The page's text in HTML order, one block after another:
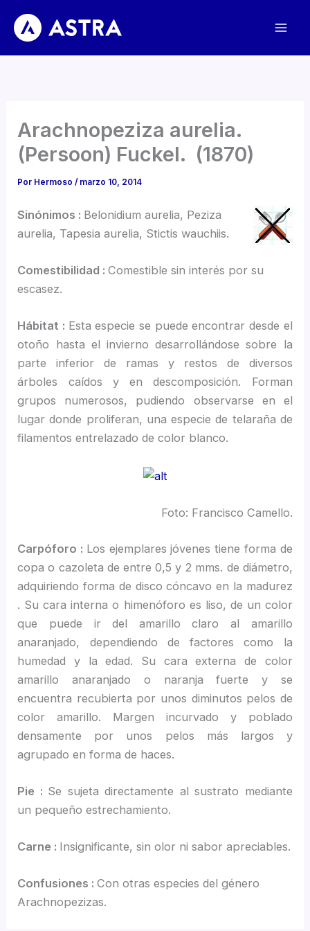
contenido
Arachnopeziza aurelia.
(Persoon) Fuckel. (1870)
Por Hermoso/ marzo 10, 2014
Sinónimos : Belonidium aurelia, Peziza
aurelia, Tapesia aurelia, Stictis wauchiis.
Comestibilidad :Comestible sin interés por su
escasez.
Hábitat : Esta especie se puede encontrar desde el
otoño hasta el invierno desarrollándose sobre la
parte inferior de ramas y restos de diversos
árboles caídos y en descomposición. Forman
grupos numerosos, pudiendo observarse en el
lugar donde proliferan, una especie de telaraña de
filamentos entrelazado de color blanco.
Foto: Francisco Camello.
Carpóforo : Los ejemplares jóvenes tiene forma de
copa o cazoleta de entre 0,5 y 2 mms. de diámetro,
adquiriendo forma de disco cóncavo en la madurez
. Su cara interna o himenóforo es liso, de un color
que puede ir del amarillo claro al amarillo
anaranjado, dependiendo de factores como la
humedad y la edad. Su cara externa de color
amarillo anaranjado o naranja fuerte y se
encuentra recubierta por unos diminutos pelos de
color amarillo. Margen incurvado y poblado
densamente por unos pelos más largos y
agrupado en forma de haces.
Pie : Se sujeta directamente al sustrato mediante
un pequeño estrechamiento.
Carne : Insignificante, sin olor ni sabor apreciables.
Confusiones :Con otras especies del género
Arachnopezizas.